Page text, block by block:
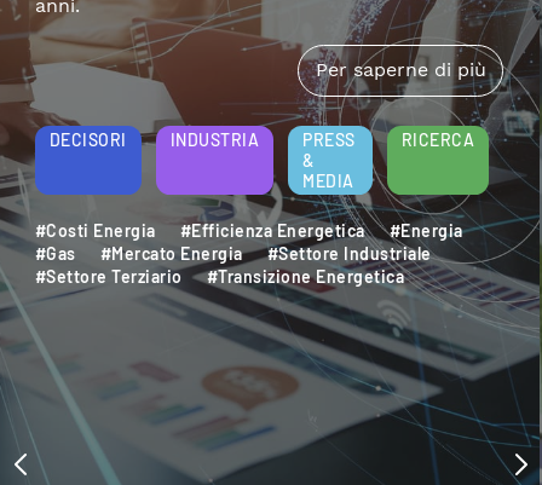
Disponibile online la nuova monografia RSE che
approfondisce i temi della riqualificazione
energetica e della sostenibilità aziendale.
Per saperne di più
DECISORI INDUSTRIA
PRESS
&
MEDIA
RICERCA
#Decarbonizzazione
#Efficienza Energetica
#Settore Industriale
#Settore Terziario
#Sostenibilità Ambientale
#Sviluppo Sostenibile
#Transizione Energetica